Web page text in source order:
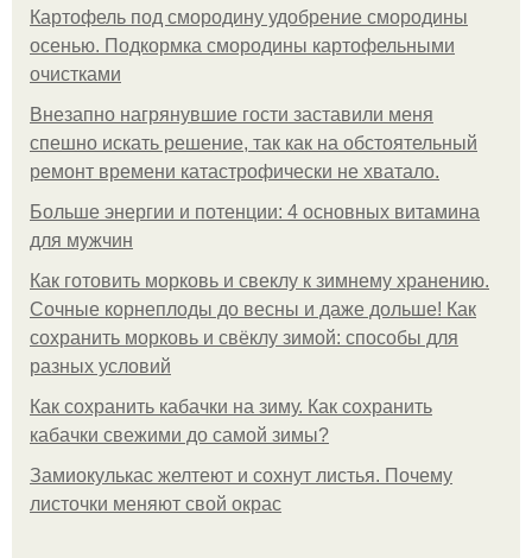
Картофель под смородину удобрение смородины
осенью. Подкормка смородины картофельными
очистками
Внезапно нагрянувшие гости заставили меня
спешно искать решение, так как на обстоятельный
ремонт времени катастрофически не хватало.
Больше энергии и потенции: 4 основных витамина
для мужчин
Как готовить морковь и свеклу к зимнему хранению.
Сочные корнеплоды до весны и даже дольше! Как
сохранить морковь и свёклу зимой: способы для
разных условий
Как сохранить кабачки на зиму. Как сохранить
кабачки свежими до самой зимы?
Замиокулькас желтеют и сохнут листья. Почему
листочки меняют свой окрас